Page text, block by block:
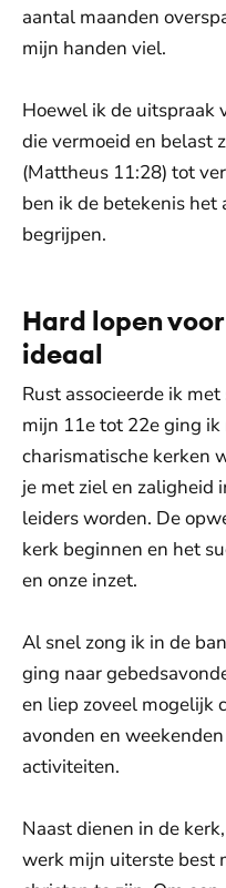
aantal maanden
mijn handen viel.
Hoewel ik de uitspraak
die vermoeid en belast
(Mattheus 11:28) tot
ben ik de betekenis het
begrijpen.
Hard lopen
ideaal
Rust associeerde ik
mijn 11e tot 22e ging
charismatische kerken
je met ziel en zaligheid
leiders worden. De
kerk beginnen en het
en onze inzet.
Al snel zong ik in de
ging naar
en liep zoveel mogelijk
avonden en
activiteiten.
Naast dienen in de
werk mijn uiterste best